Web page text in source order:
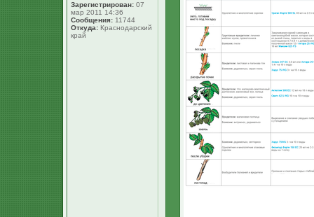
Зарегистрирован: 07
мар 2011 14:36
Сообщения: 11744
Откуда: Краснодарский
край